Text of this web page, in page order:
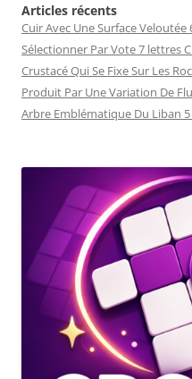
Articles récents
Cuir Avec Une Surface
Sélectionner Par Vote 7 lettres
Crustacé Qui Se Fixe Sur Les
Produit Par Une Variation De
Arbre Emblématique Du Liban